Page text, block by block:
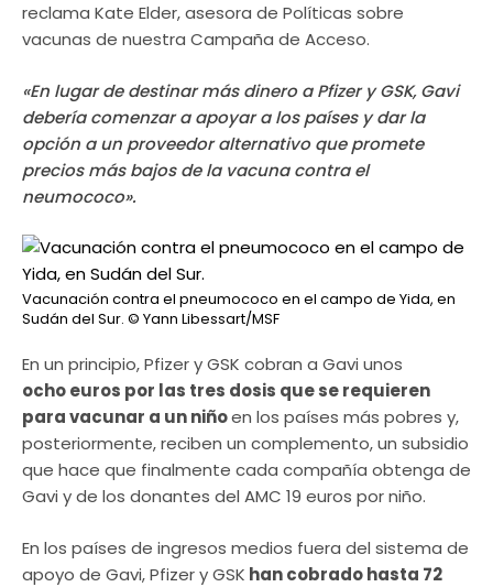
reclama Kate Elder, asesora de Políticas sobre
vacunas de nuestra Campaña de Acceso.
«En lugar de destinar más dinero a Pfizer y GSK, Gavi
debería comenzar a apoyar a los países y dar la
opción a un proveedor alternativo que promete
precios más bajos de la vacuna contra el
neumococo».
Vacunación contra el pneumococo en el campo de Yida, en
Sudán del Sur. © Yann Libessart/MSF
En un principio, Pfizer y GSK cobran a Gavi unos
ocho euros por las tres dosis que se requieren
para vacunar a un niñoen los países más pobres y,
posteriormente, reciben un complemento, un subsidio
que hace que finalmente cada compañía obtenga de
Gavi y de los donantes del AMC 19 euros por niño.
En los países de ingresos medios fuera del sistema de
apoyo de Gavi, Pfizer y GSK han cobrado hasta 72